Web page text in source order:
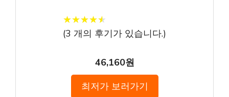
★★★★★
★★★★★
(3 개의 후기가 있습니다.)
46,160원
최저가 보러가기